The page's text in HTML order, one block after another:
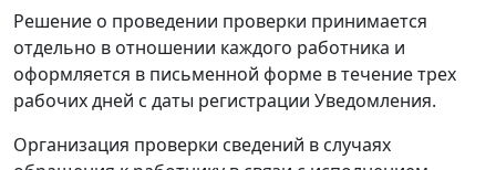
Решение о проведении проверки принимается
отдельно в отношении каждого работника и
оформляется в письменной форме в течение трех
рабочих дней с даты регистрации Уведомления.
Организация проверки сведений в случаях